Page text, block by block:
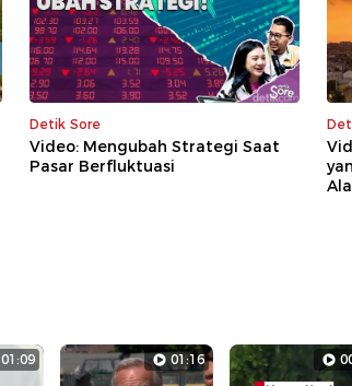
Detik Sore
Video: Mengubah Strategi Saat
Pasar Berfluktuasi
01:09 01:16